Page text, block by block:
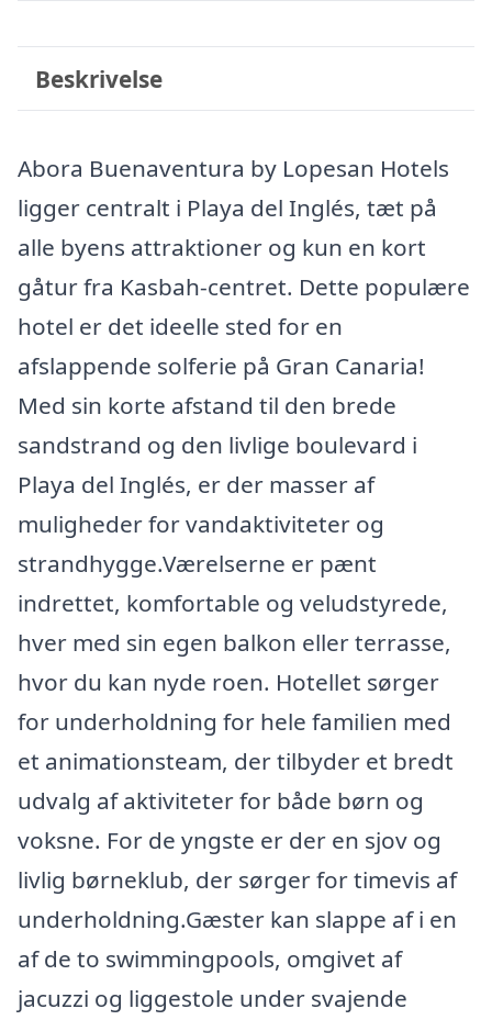
Beskrivelse
Abora Buenaventura by Lopesan Hotels
ligger centralt i Playa del Inglés, tæt på
alle byens attraktioner og kun en kort
gåtur fra Kasbah-centret. Dette populære
hotel er det ideelle sted for en
afslappende solferie på Gran Canaria!
Med sin korte afstand til den brede
sandstrand og den livlige boulevard i
Playa del Inglés, er der masser af
muligheder for vandaktiviteter og
strandhygge.Værelserne er pænt
indrettet, komfortable og veludstyrede,
hver med sin egen balkon eller terrasse,
hvor du kan nyde roen. Hotellet sørger
for underholdning for hele familien med
et animationsteam, der tilbyder et bredt
udvalg af aktiviteter for både børn og
voksne. For de yngste er der en sjov og
livlig børneklub, der sørger for timevis af
underholdning.Gæster kan slappe af i en
af de to swimmingpools, omgivet af
jacuzzi og liggestole under svajende